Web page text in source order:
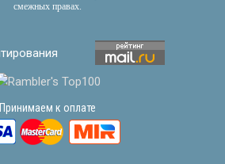
смежных правах.
Принимаем к оплате